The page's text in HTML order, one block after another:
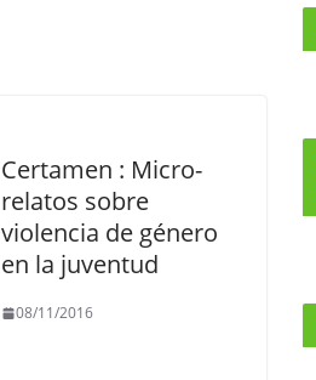
Certamen : Micro-
relatos sobre
violencia de género
en la juventud
08/11/2016